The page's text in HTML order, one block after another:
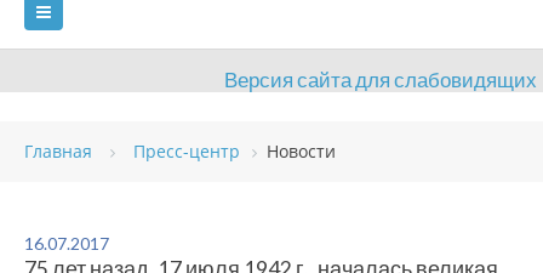
Версия сайта для слабовидящих
ГЛАВНАЯ
ВИДЫ СПОРТА
Главная Пресс-центр Новости
16.07.2017